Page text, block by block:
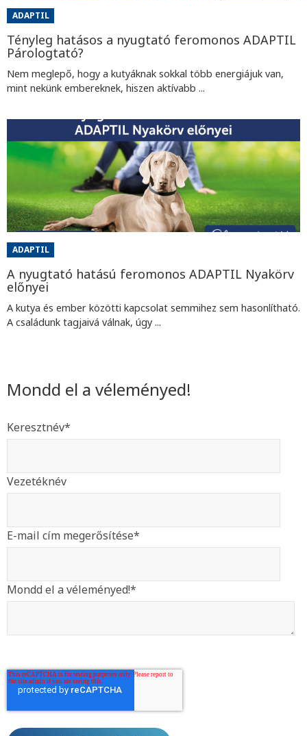
ADAPTIL
Tényleg hatásos a nyugtató feromonos ADAPTIL
Párologtató?
Nem meglepő, hogy a kutyáknak sokkal több energiájuk van,
mint nekünk embereknek, hiszen aktívabb ...
ADAPTIL
A nyugtató hatású feromonos ADAPTIL Nyakörv
előnyei
A kutya és ember közötti kapcsolat semmihez sem hasonlítható.
A családunk tagjaivá válnak, úgy ...
Mondd el a véleményed!
Keresztnév*
Vezetéknév
E-mail cím megerősítése*
Mondd el a véleményed!*